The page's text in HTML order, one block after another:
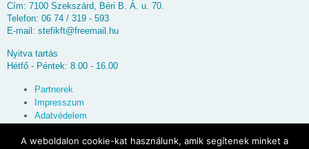
Cím: 7100 Szekszárd, Béri B. Á. u. 70.
Telefon: 06 74 / 319 - 593
E-mail: stefikft@freemail.hu
Nyitva tartás
Hétfő - Péntek: 8.00 - 16.00
Partnerek
Impresszum
Adatvédelem
A weboldalon cookie-kat használunk, amik segítenek minket a